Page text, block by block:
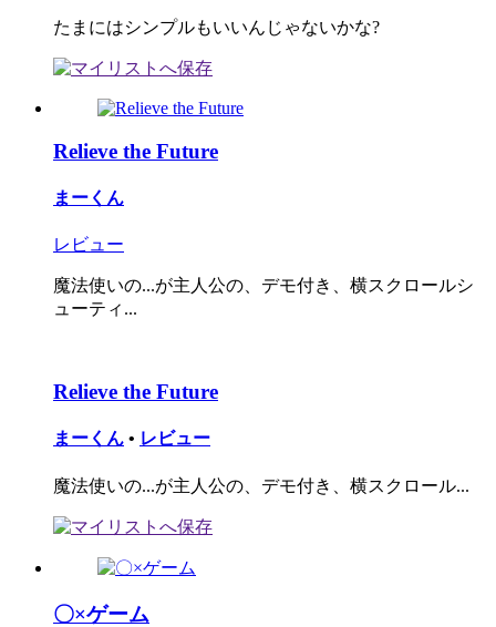
たまにはシンプルもいいんじゃないかな?
Relieve the Future
まーくん
レビュー
魔法使いの...が主人公の、デモ付き、横スクロールシ
ューティ...
Relieve the Future
まーくん • レビュー
魔法使いの...が主人公の、デモ付き、横スクロール...
〇×ゲーム